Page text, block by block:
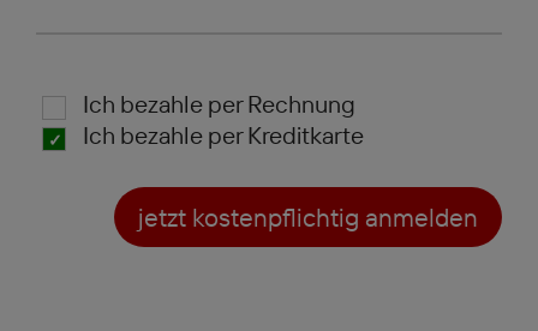
Ich bezahle per Rechnung
Ich bezahle per Kreditkarte
jetzt kostenpflichtig anmelden